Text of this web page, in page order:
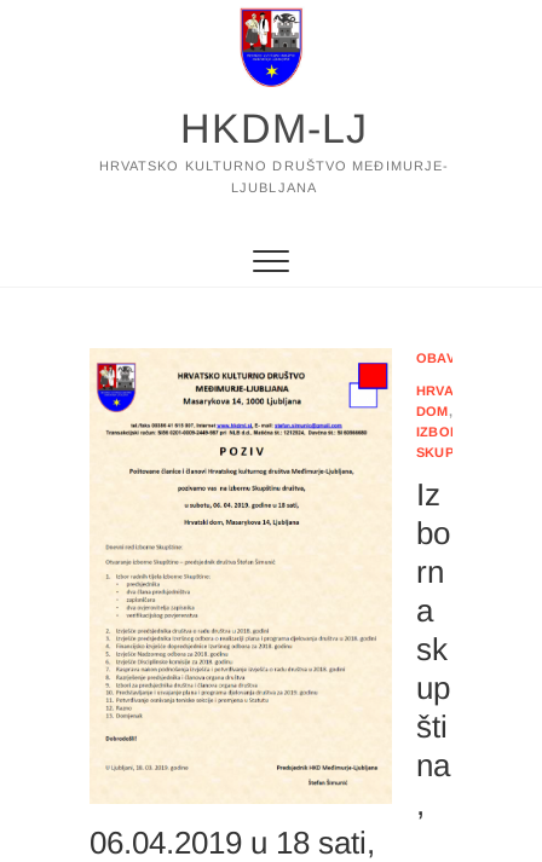
HKDM-LJ
HRVATSKO KULTURNO DRUŠTVO MEĐIMURJE-
LJUBLJANA
OBAVIJESTI
HRVATSKI
DOM,
IZBORNA
SKUPŠTINA
Iz
bo
rn
a
sk
up
šti
na
,
06.04.2019 u 18 sati,